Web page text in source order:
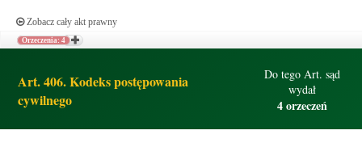
Zobacz cały akt prawny
Orzeczenia: 4
Art. 406. Kodeks postępowania
cywilnego
Do tego Art. sąd
wydał
4 orzeczeń